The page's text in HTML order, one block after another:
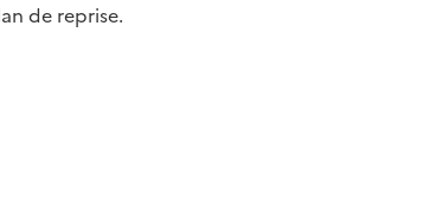
de reprise.